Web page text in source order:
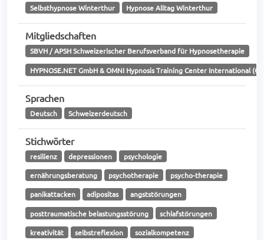
Selbsthypnose Winterthur Hypnose Alltag Winterthur
Mitgliedschaften
SBVH / APSH Schweizerischer Berufsverband für Hypnosetherapie
HYPNOSE.NET GmbH & OMNI Hypnosis Training Center International
Sprachen
Deutsch Schweizerdeutsch
Stichwörter
resilienz depressionen psychologie
ernährungsberatung psychotherapie psycho-therapie
panikattacken adipositas angststörungen
posttraumatische belastungsstörung schlafstörungen
kreativität selbstreflexion sozialkompetenz